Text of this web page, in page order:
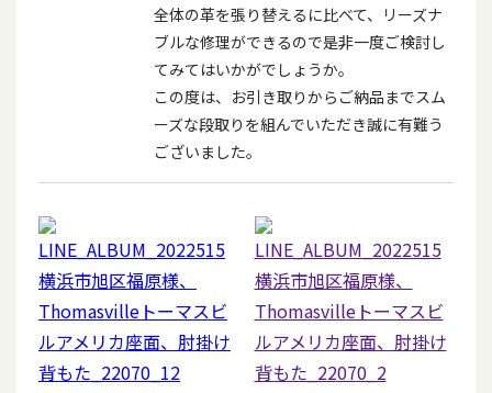
全体の革を張り替えるに比べて、リーズナ
ブルな修理ができるので是非一度ご検討し
てみてはいかがでしょうか。
この度は、お引き取りからご納品までスム
ーズな段取りを組んでいただき誠に有難う
ございました。